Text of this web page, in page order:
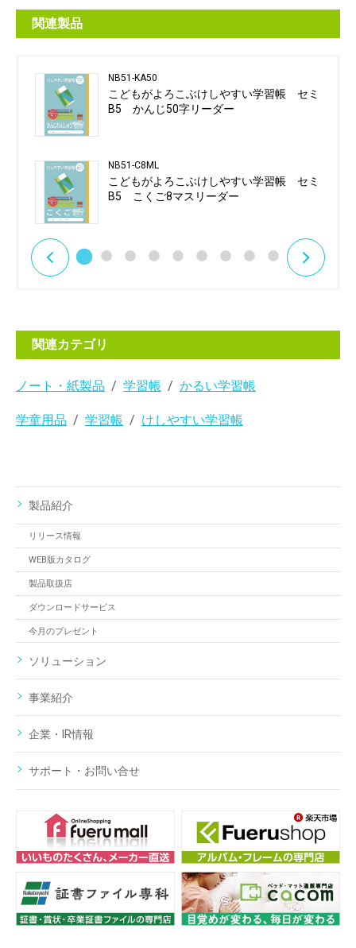
関連製品
NB51-KA50
こどもがよろこぶけしやすい学習帳 セミ
B5 かんじ50字リーダー
NB51-C8ML
こどもがよろこぶけしやすい学習帳 セミ
B5 こくご8マスリーダー
関連カテゴリ
ノート・紙製品 学習帳 かるい学習帳
学童用品 学習帳 けしやすい学習帳
製品紹介
リリース情報
WEB版カタログ
製品取扱店
ダウンロードサービス
今月のプレゼント
ソリューション
事業紹介
企業・IR情報
サポート・お問い合せ